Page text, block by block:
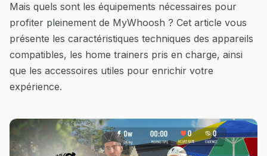
Mais quels sont les équipements nécessaires pour
profiter pleinement de MyWhoosh ? Cet article vous
présente les caractéristiques techniques des appareils
compatibles, les home trainers pris en charge, ainsi
que les accessoires utiles pour enrichir votre
expérience.